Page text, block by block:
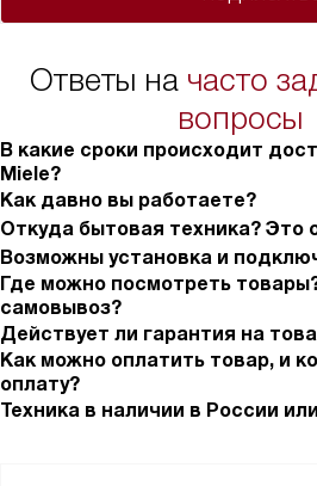
Ответы на часто
вопросы
В какие сроки происходит
Miele?
Как давно вы работаете?
Откуда бытовая техника? Это
Возможны установка и
Где можно посмотреть
самовывоз?
Действует ли гарантия на
Как можно оплатить товар, и
оплату?
Техника в наличии в России